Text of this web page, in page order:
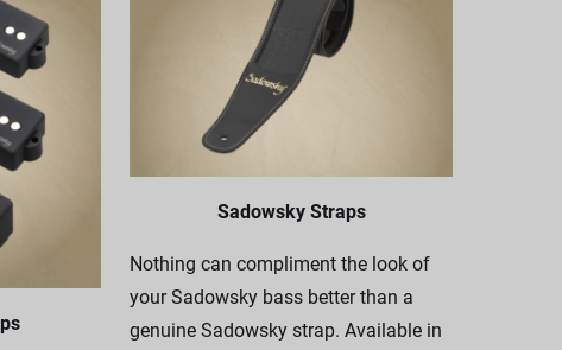
Sadowsky Straps
Nothing can compliment the look of
your Sadowsky bass better than a
genuine Sadowsky strap. Available in